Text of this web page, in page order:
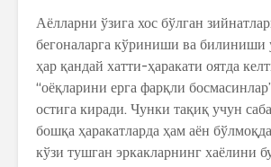
Аёлларни ўзига хос бўлган
бегоналарга кўриниши ва билиниши
ҳар қандай хатти-ҳаракати оятда
“оёқларини ерга фарқли
остига киради. Чунки тақиқ учун
бошқа ҳаракатларда ҳам аён
кўзи тушган эркакларнинг хаёлини